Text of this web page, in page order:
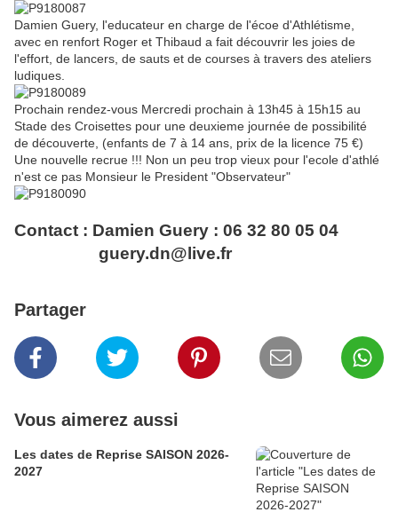
Damien Guery, l'educateur en charge de l'écoe d'Athlétisme,
avec en renfort Roger et Thibaud a fait découvrir les joies de
l'effort, de lancers, de sauts et de courses à travers des ateliers
ludiques.
Prochain rendez-vous Mercredi prochain à 13h45 à 15h15 au
Stade des Croisettes pour une deuxieme journée de possibilité
de découverte, (enfants de 7 à 14 ans, prix de la licence 75 €)
Une nouvelle recrue !!! Non un peu trop vieux pour l'ecole d'athlé
n'est ce pas Monsieur le President "Observateur"
Contact : Damien Guery : 06 32 80 05 04
guery.dn@live.fr
Partager
Vous aimerez aussi
Les dates de Reprise SAISON 2026-
2027